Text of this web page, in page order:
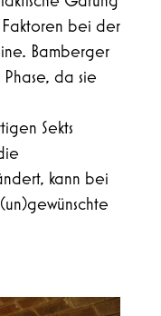
Faktoren bei der
Bamberger
da sie
Sekts
kann bei